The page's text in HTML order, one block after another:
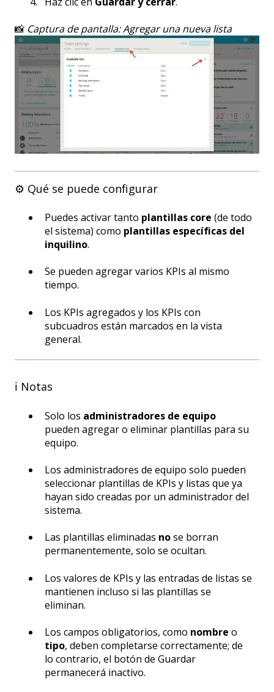
📸 Captura de pantalla: Agregar una nueva lista
⚙️ Qué se puede configurar
Puedes activar tanto plantillas core (de todo
el sistema) como plantillas específicas del
inquilino.
Se pueden agregar varios KPIs al mismo
tiempo.
Los KPIs agregados y los KPIs con
subcuadros están marcados en la vista
general.
ℹ️ Notas
Solo los administradores de equipo
pueden agregar o eliminar plantillas para su
equipo.
Los administradores de equipo solo pueden
seleccionar plantillas de KPIs y listas que ya
hayan sido creadas por un administrador del
sistema.
Las plantillas eliminadas nose borran
permanentemente, solo se ocultan.
Los valores de KPIs y las entradas de listas se
mantienen incluso si las plantillas se
eliminan.
Los campos obligatorios, como nombre o
tipo, deben completarse correctamente; de
lo contrario, el botón de Guardar
permanecerá inactivo.